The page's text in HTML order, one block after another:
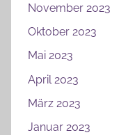
November 2023
Oktober 2023
Mai 2023
April 2023
März 2023
Januar 2023